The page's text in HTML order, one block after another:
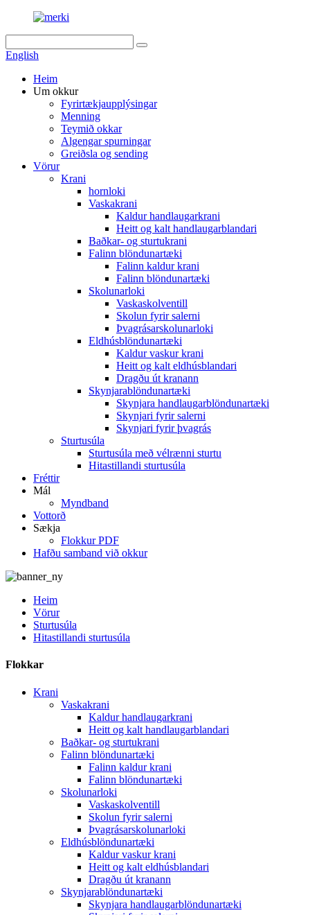
English
Heim
Um okkur
Fyrirtækjaupplýsingar
Menning
Teymið okkar
Algengar spurningar
Greiðsla og sending
Vörur
Krani
hornloki
Vaskakrani
Kaldur handlaugarkrani
Heitt og kalt handlaugarblandari
Baðkar- og sturtukrani
Falinn blöndunartæki
Falinn kaldur krani
Falinn blöndunartæki
Skolunarloki
Vaskaskolventill
Skolun fyrir salerni
Þvagrásarskolunarloki
Eldhúsblöndunartæki
Kaldur vaskur krani
Heitt og kalt eldhúsblandari
Dragðu út kranann
Skynjarablöndunartæki
Skynjara handlaugarblöndunartæki
Skynjari fyrir salerni
Skynjari fyrir þvagrás
Sturtusúla
Sturtusúla með vélrænni sturtu
Hitastillandi sturtusúla
Fréttir
Mál
Myndband
Vottorð
Sækja
Flokkur PDF
Hafðu samband við okkur
Heim
Vörur
Sturtusúla
Hitastillandi sturtusúla
Flokkar
Krani
Vaskakrani
Kaldur handlaugarkrani
Heitt og kalt handlaugarblandari
Baðkar- og sturtukrani
Falinn blöndunartæki
Falinn kaldur krani
Falinn blöndunartæki
Skolunarloki
Vaskaskolventill
Skolun fyrir salerni
Þvagrásarskolunarloki
Eldhúsblöndunartæki
Kaldur vaskur krani
Heitt og kalt eldhúsblandari
Dragðu út kranann
Skynjarablöndunartæki
Skynjara handlaugarblöndunartæki